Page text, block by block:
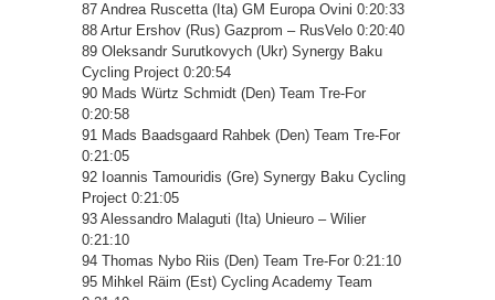
87 Andrea Ruscetta (Ita) GM Europa Ovini 0:20:33
88 Artur Ershov (Rus) Gazprom – RusVelo 0:20:40
89 Oleksandr Surutkovych (Ukr) Synergy Baku
Cycling Project 0:20:54
90 Mads Würtz Schmidt (Den) Team Tre-For
0:20:58
91 Mads Baadsgaard Rahbek (Den) Team Tre-For
0:21:05
92 Ioannis Tamouridis (Gre) Synergy Baku Cycling
Project 0:21:05
93 Alessandro Malaguti (Ita) Unieuro – Wilier
0:21:10
94 Thomas Nybo Riis (Den) Team Tre-For 0:21:10
95 Mihkel Räim (Est) Cycling Academy Team